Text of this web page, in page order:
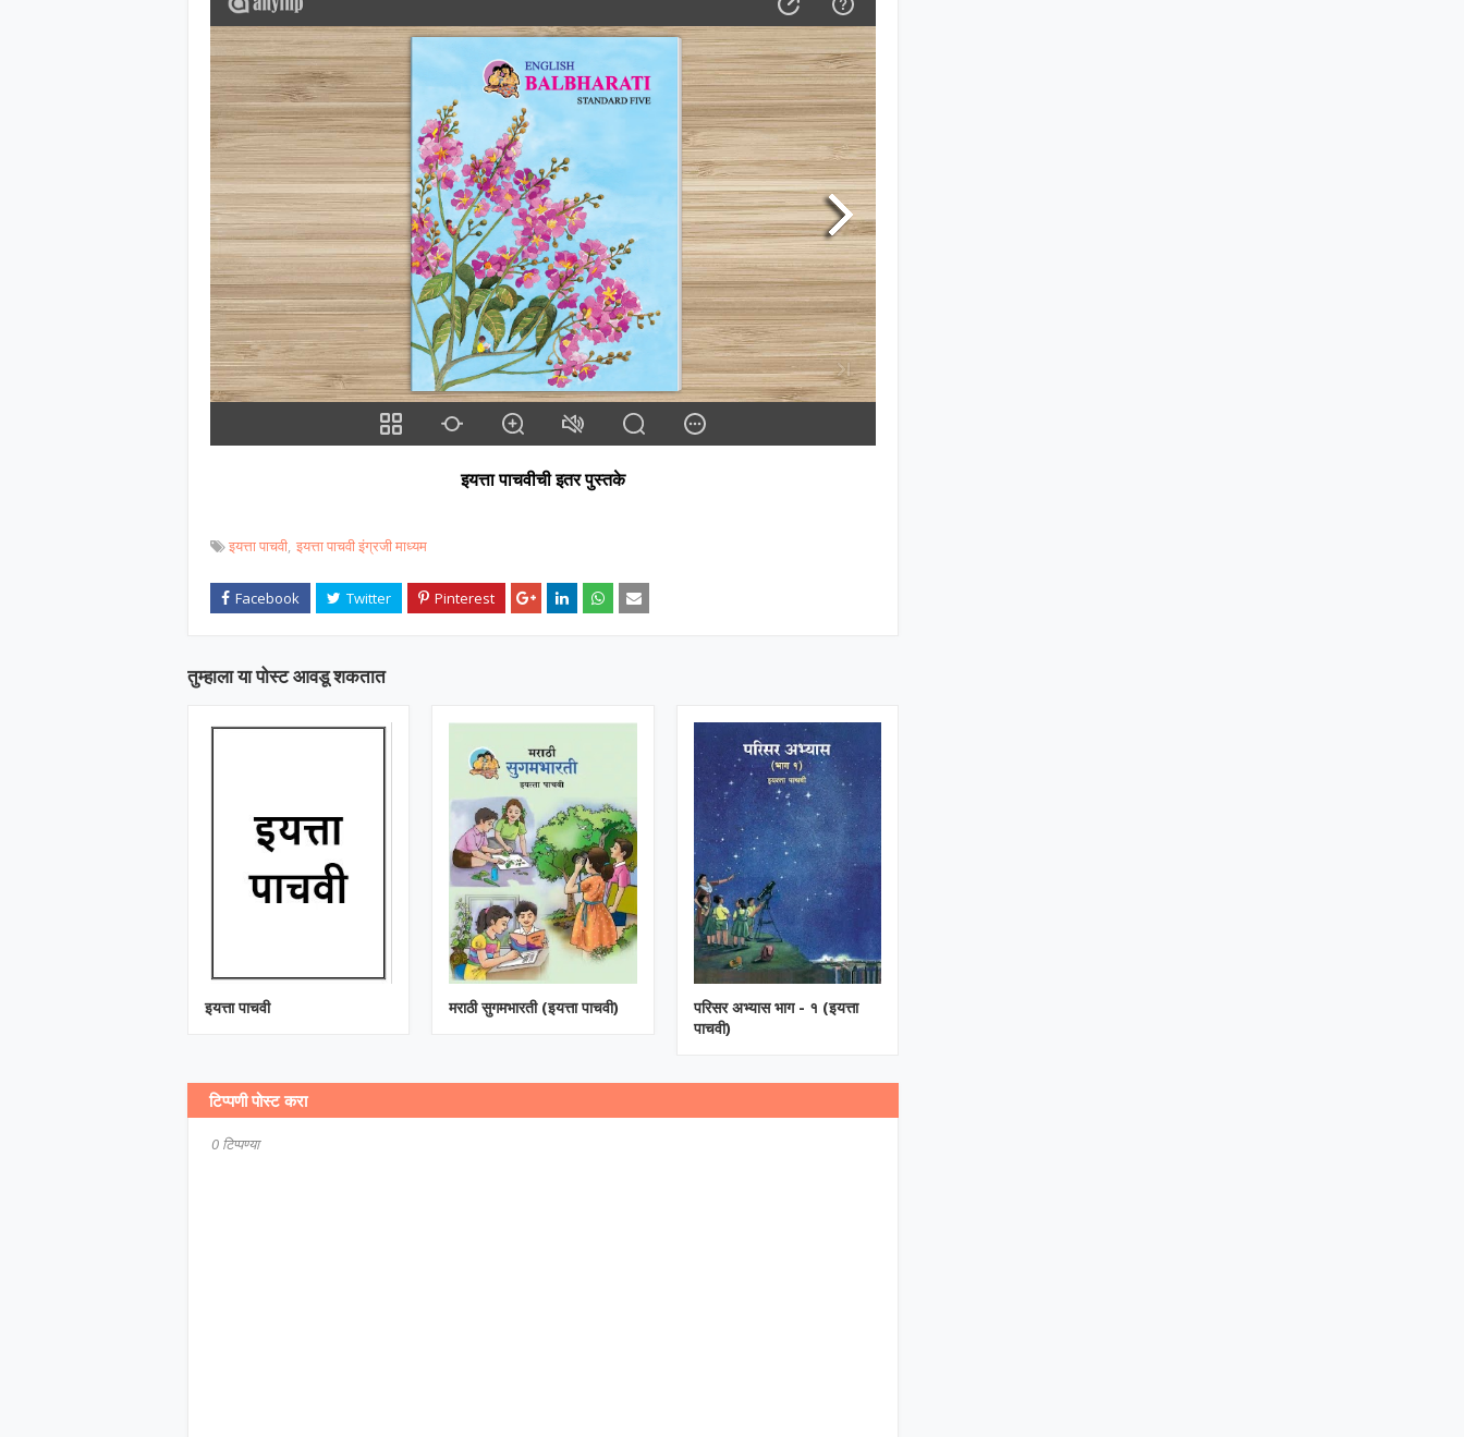
इयत्ता पाचवीची इतर पुस्तके
इयत्ता पाचवी इयत्ता पाचवी इंग्रजी माध्यम
तुम्‍हाला या पोस्‍ट आवडू शकतात
इयत्ता पाचवी मराठी सुगमभारती (इयत्ता पाचवी)
परिसर अभ्यास भाग - १ (इयत्ता
पाचवी)
टिप्पणी पोस्ट करा
0 टिप्पण्या